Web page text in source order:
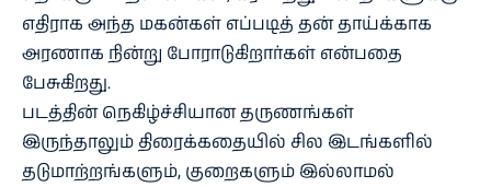
எதிராக அந்த மகன்கள் எப்படித் தன் தாய்க்காக
அரணாக நின்று போராடுகிறார்கள் என்பதை
பேசுகிறது.
படத்தின் நெகிழ்ச்சியான தருணங்கள்
இருந்தாலும் திரைக்கதையில் சில இடங்களில்
தடுமாற்றங்களும், குறைகளும் இல்லாமல்